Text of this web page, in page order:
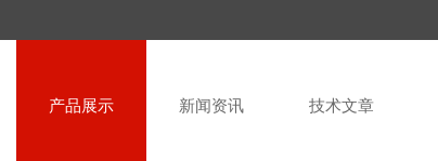
产品展示 新闻资讯 技术文章